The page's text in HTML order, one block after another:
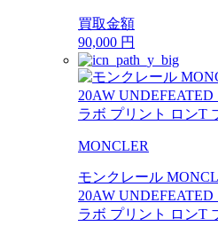
買取金額
90,000 円
MONCLER
モンクレール
20AW
ラボ プリント ロンT